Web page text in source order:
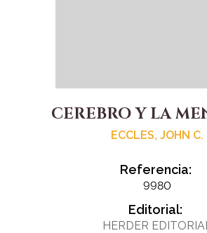
CEREBRO Y LA
ECCLES, JOHN C.
Referencia:
9980
Editorial:
HERDER